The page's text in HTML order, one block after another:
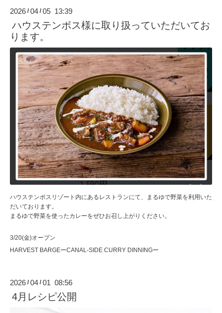
2026 /04 /05 13:39
ハウステンボス様に取り扱っていただいてお
ります。
ハウステンボスリゾート内にあるレストランにて、まるゆで野菜を利用いた
だいております。
まるゆで野菜を使ったカレーをぜひお召し上がりください。
3/20(金)オープン
HARVEST BARGEーCANAL-SIDE CURRY DINNINGー
2026 /04 /01 08:56
4月レシピ公開